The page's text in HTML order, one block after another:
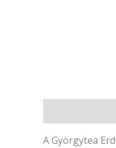
A Györgytea